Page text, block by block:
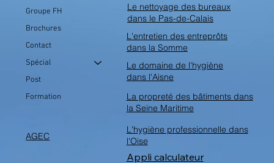
Groupe FH
Brochures
Contact
Spécial
Post
Formation
AGEC
Le nettoyage des bureaux
dans le Pas-de-Calais
L'entretien des entreprôts
dans la Somme
Le domaine de l'hygiène
dans l'Aisne
La propreté des bâtiments dans
la Seine Maritime
L'hygiène professionnelle dans
l'Oise
Appli calculateur